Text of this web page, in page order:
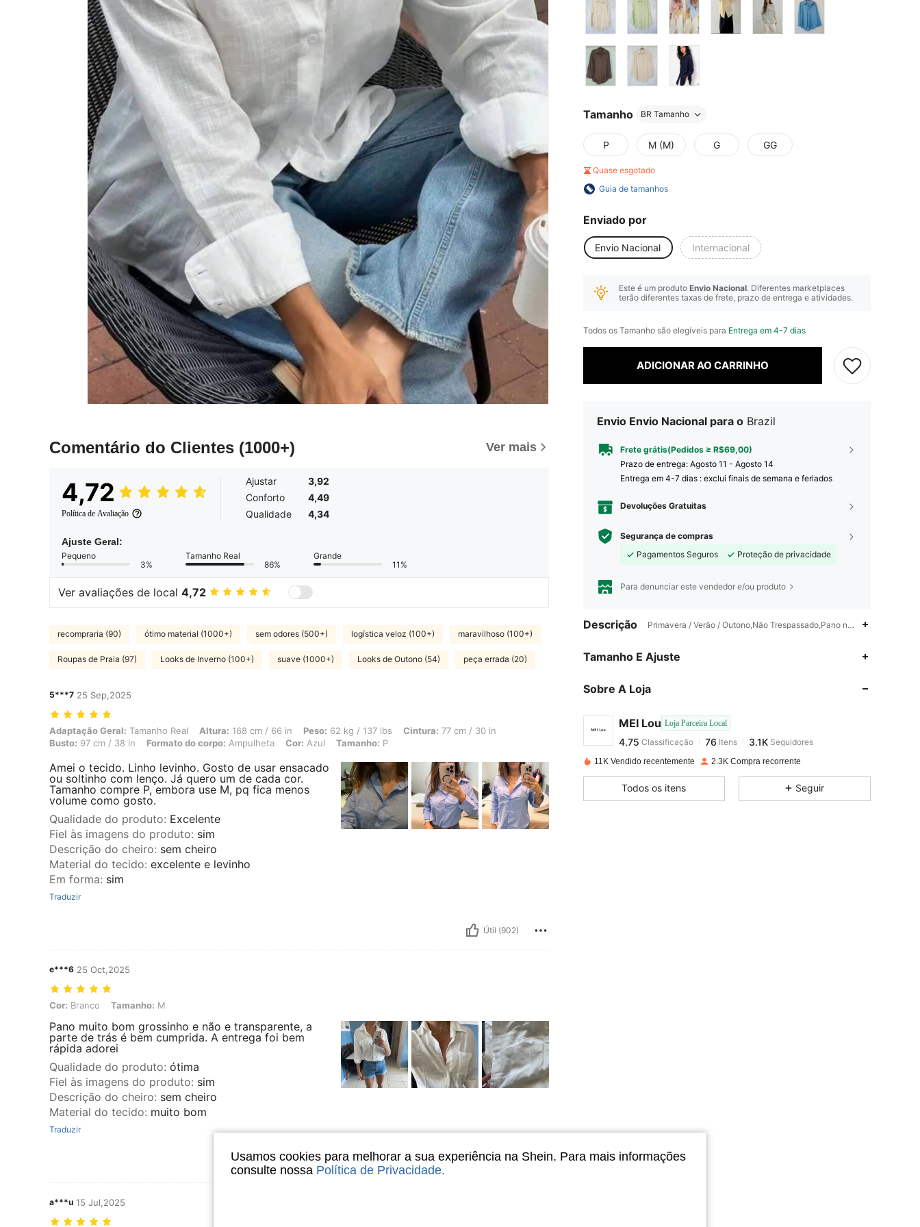
Comentário do Clientes (1000+) Ver mais
4,72
Política de Avaliação
Ajustar
3,92
Conforto
4,49
Qualidade
4,34
Ajuste Geral:
Pequeno
3%
Tamanho Real
86%
Grande
11%
Ver avaliações de local 4,72
recompraria (90) ótimo material (1000+) sem odores (500+) logística veloz (100+) maravilhoso (100+)
Roupas de Praia (97) Looks de Inverno (100+) suave (1000+) Looks de Outono (54) peça errada (20)
5***7 25 Sep,2025
Adaptação Geral: Tamanho Real, Altura: 168 cm / 66 in, Peso: 62 kg / 137 lbs, Cintura: 77 cm / 30 in, Busto: 97 cm / 38 in, Formato do corpo: Ampulheta, Cor: Azul, Tamanho: P
Adaptação Geral: Tamanho Real Altura: 168 cm / 66 in Peso: 62 kg / 137 lbs Cintura: 77 cm / 30 in
Busto: 97 cm / 38 in Formato do corpo: Ampulheta Cor: Azul Tamanho: P
Amei o tecido. Linho levinho. Gosto de usar ensacado
ou soltinho com lenço. Já quero um de cada cor.
Tamanho compre P, embora use M, pq fica menos
volume como gosto.
Qualidade do produto: Excelente
Fiel às imagens do produto: sim
Descrição do cheiro: sem cheiro
Material do tecido: excelente e levinho
Em forma: sim
Traduzir
Útil (902)
e***6 25 Oct,2025
Cor: Branco, Tamanho: M
Cor: Branco Tamanho: M
Pano muito bom grossinho e não e transparente, a
parte de trás é bem cumprida. A entrega foi bem
rápida adorei
Qualidade do produto: ótima
Fiel às imagens do produto: sim
Descrição do cheiro: sem cheiro
Material do tecido: muito bom
Traduzir
Útil (220)
a***u 15 Jul,2025
Tamanho BR Tamanho
P M (M) G GG
Quase esgotado
Guia de tamanhos
Enviado por
Envio Nacional Internacional
Este é um produto Envio Nacional. Diferentes marketplaces
terão diferentes taxas de frete, prazo de entrega e atividades.
Todos os Tamanho são elegíveis para Entrega em 4-7 dias
ADICIONAR AO CARRINHO
Envio Envio Nacional para o Brazil
Frete grátis(Pedidos ≥ R$69,00)
Prazo de entrega: Agosto 11 - Agosto 14
Entrega em 4-7 dias : exclui finais de semana e feriados
Devoluções Gratuitas
Segurança de compras
Pagamentos Seguros
Proteção de privacidade
Para denunciar este vendedor e/ou produto
Descrição Primavera / Verão / Outono,Não Trespassado,Pano não Tecido
Tamanho E Ajuste
Sobre A Loja
MEI Lou Loja Parceira Local
4,75
Classificação 76Itens
n***spago 1 dia atrás
11K Vendido recentemente 2.3K Compra recorrente
Todos os itens Seguir
Usamos cookies para melhorar a sua experiência na Shein. Para mais informações
consulte nossa Política de Privacidade.